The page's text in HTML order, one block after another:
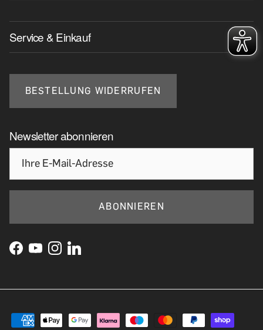
Service & Einkauf
BESTELLUNG WIDERRUFEN
Newsletter abonnieren
ABONNIEREN